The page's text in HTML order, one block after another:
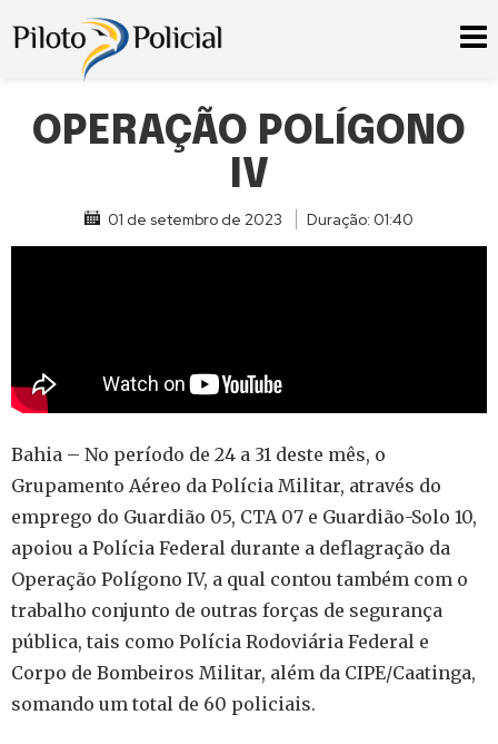
OPERAÇÃO POLÍGONO
IV
01 de setembro de 2023 Duração: 01:40
Bahia – No período de 24 a 31 deste mês, o
Grupamento Aéreo da Polícia Militar, através do
emprego do Guardião 05, CTA 07 e Guardião-Solo 10,
apoiou a Polícia Federal durante a deflagração da
Operação Polígono IV, a qual contou também com o
trabalho conjunto de outras forças de segurança
pública, tais como Polícia Rodoviária Federal e
Corpo de Bombeiros Militar, além da CIPE/Caatinga,
somando um total de 60 policiais.